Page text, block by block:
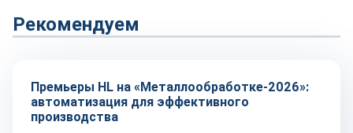
Рекомендуем
Технологии
Премьеры HL на «Металлообработке-2026»:
автоматизация для эффективного
производства